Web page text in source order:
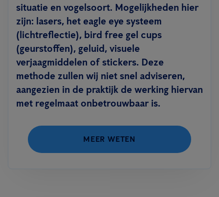
situatie en vogelsoort. Mogelijkheden hier
zijn: lasers, het eagle eye systeem
(lichtreflectie), bird free gel cups
(geurstoffen), geluid, visuele
verjaagmiddelen of stickers. Deze
methode zullen wij niet snel adviseren,
aangezien in de praktijk de werking hiervan
met regelmaat onbetrouwbaar is.
MEER WETEN